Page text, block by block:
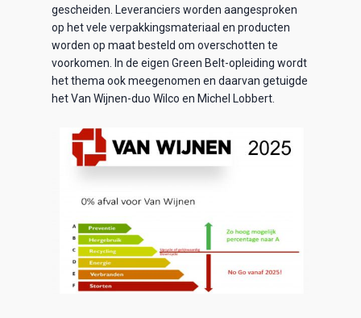
gescheiden. Leveranciers worden aangesproken
op het vele verpakkingsmateriaal en producten
worden op maat besteld om overschotten te
voorkomen. In de eigen Green Belt-opleiding wordt
het thema ook meegenomen en daarvan getuigde
het Van Wijnen-duo Wilco en Michel Lobbert.